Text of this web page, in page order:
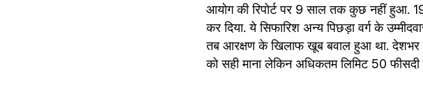
आयोग की रिपोर्ट पर 9 साल तक कुछ नहीं हुआ.
कर दिया. ये सिफारिश अन्य पिछड़ा वर्ग के
तब आरक्षण के खिलाफ खूब बवाल हुआ था. देशभर में
को सही माना लेकिन अधिकतम लिमिट 50